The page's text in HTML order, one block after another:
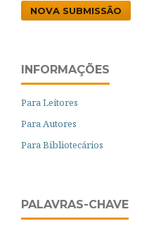
NOVA SUBMISSÃO
INFORMAÇÕES
Para Leitores
Para Autores
Para Bibliotecários
PALAVRAS-CHAVE